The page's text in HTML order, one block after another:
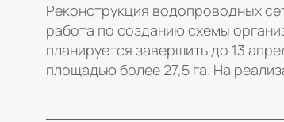
Реконструкция водопроводных
работа по созданию схемы
планируется завершить до 13
площадью более 27,5 га. На